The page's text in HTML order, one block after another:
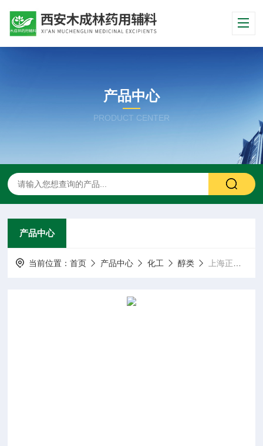
产品中心
PRODUCT CENTER
产品中心
当前位置：首页 产品中心 化工 醇类 上海正宗代理商